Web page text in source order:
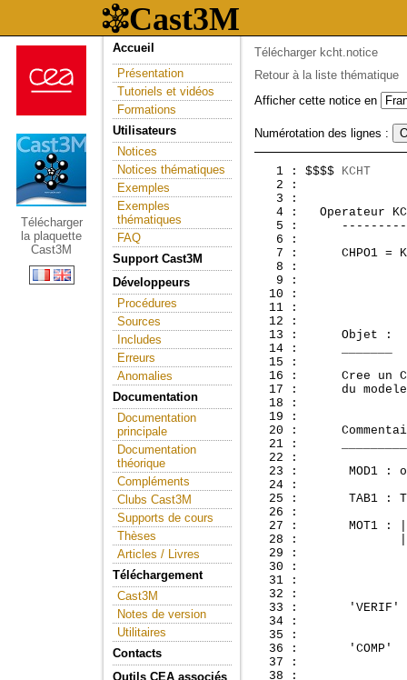
Télécharger
la plaquette
Cast3M
Accueil
Présentation
Tutoriels et vidéos
Formations
Utilisateurs
Notices
Notices thématiques
Exemples
Exemples
thématiques
FAQ
Support Cast3M
Développeurs
Procédures
Sources
Includes
Erreurs
Anomalies
Documentation
Documentation
principale
Documentation
théorique
Compléments
Clubs Cast3M
Supports de cours
Thèses
Articles / Livres
Téléchargement
Cast3M
Notes de version
Utilitaires
Contacts
Outils CEA associés
Télécharger kcht.notice
Retour à la liste thématique
Afficher cette notice en
Numérotation des lignes :
   1 : $$$$
KCHT
2 :
   3 :
   4 :
5 :
   6 :
7 :      CHPO1 =
8 :
9 :
10 :
  11 :
  12 :
  13 :      Objet :
  14 :      _______
  15 :
16 :      Cree un
17 :      du
  18 :
  19 :
20 :
21 :
  22 :
23 :       MOD1 :
  24 :
25 :       TAB1 :
  26 :
27 :       MOT1 :
28 :
29 :
30 :
31 :
  32 :
33 :       'VERIF'
34 :
  35 :
36 :       'COMP'
37 :
  38 :